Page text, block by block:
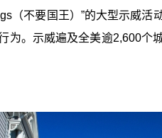
（不要国王）”的大型示威
为。示威遍及全美逾2,600个